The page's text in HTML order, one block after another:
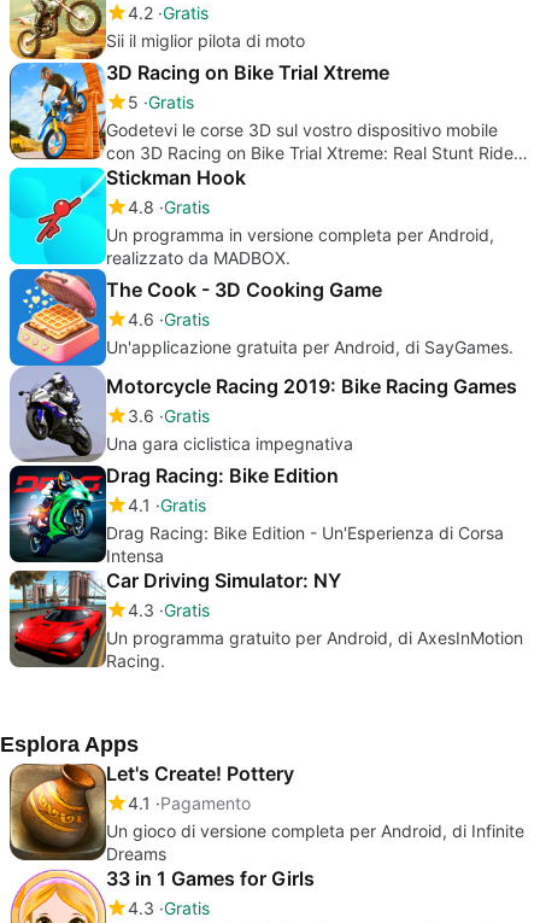
4.2 Gratis
Sii il miglior pilota di moto
3D Racing on Bike Trial Xtreme
5 Gratis
Godetevi le corse 3D sul vostro dispositivo mobile
con 3D Racing on Bike Trial Xtreme: Real Stunt Rider,
gratis!
Stickman Hook
4.8 Gratis
Un programma in versione completa per Android,
realizzato da MADBOX.
The Cook - 3D Cooking Game
4.6 Gratis
Un'applicazione gratuita per Android, di SayGames.
Motorcycle Racing 2019: Bike Racing Games
3.6 Gratis
Una gara ciclistica impegnativa
Drag Racing: Bike Edition
4.1 Gratis
Drag Racing: Bike Edition - Un'Esperienza di Corsa
Intensa
Car Driving Simulator: NY
4.3 Gratis
Un programma gratuito per Android, di AxesInMotion
Racing.
Esplora Apps
Let's Create! Pottery
4.1
Pagamento
Un gioco di versione completa per Android, di Infinite
Dreams
33 in 1 Games for Girls
4.3 Gratis